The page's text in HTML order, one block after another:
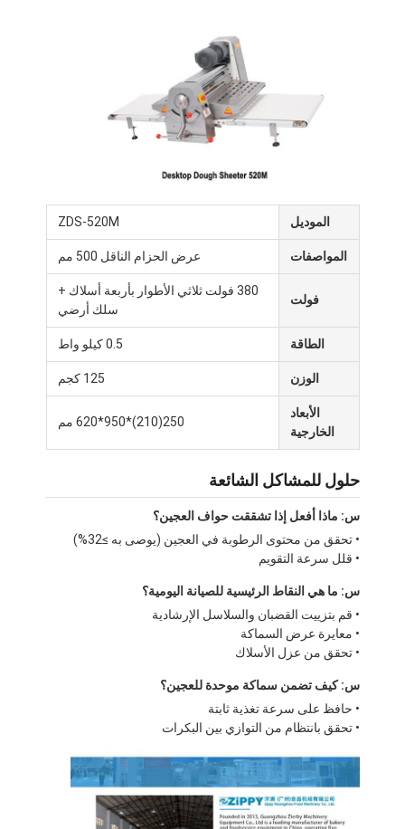
اتصل بنا
خط إنتاج المخبز
خلاط دقيق
خفاقة بيض تجارية
المُقسّم
طابعة الغذاء
آلة تقطيع الخبز التجارية
مصحح المخبوزات
فرن الرف
فرن الخبز التجاري
فرن حراري
فرن مزيج
فرن البيتزا
معدات الخبز الصغيرة
الموديل ZDS-520M
المواصفات عرض الحزام الناقل 500 مم
فولت
380 فولت ثلاثي الأطوار بأربعة أسلاك +
سلك أرضي
الطاقة 0.5 كيلو واط
الوزن 125 كجم
الأبعاد
الخارجية
250(210)*950*620 مم
حلول للمشاكل الشائعة
س: ماذا أفعل إذا تشققت حواف العجين؟
• تحقق من محتوى الرطوبة في العجين (يوصى به ≥32%)
• قلل سرعة التقويم
س: ما هي النقاط الرئيسية للصيانة اليومية؟
• قم بتزييت القضبان والسلاسل الإرشادية
• معايرة عرض السماكة
• تحقق من عزل الأسلاك
س: كيف تضمن سماكة موحدة للعجين؟
• حافظ على سرعة تغذية ثابتة
• تحقق بانتظام من التوازي بين البكرات